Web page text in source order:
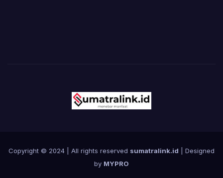
Copyright © 2024 | All rights reserved sumatralink.id | Designed
by MYPRO